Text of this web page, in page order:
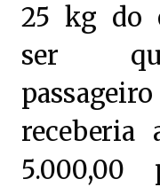
25 kg do
ser
receberia